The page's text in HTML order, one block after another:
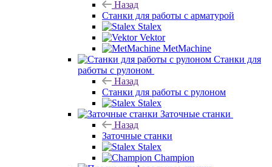
Назад
Станки для работы с арматурой
Stalex
Vektor
MetMachine
Станки для
работы с рулоном
Назад
Станки для работы с рулоном
Stalex
Заточные станки
Назад
Заточные станки
Stalex
Champion